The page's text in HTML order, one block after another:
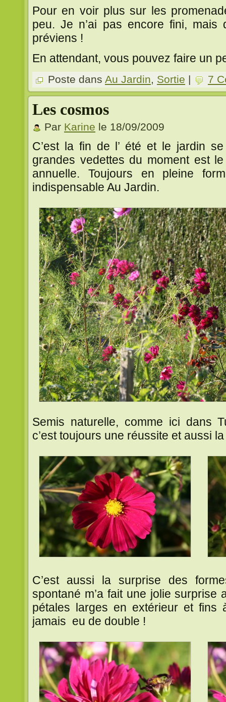
Pour en voir plus sur les
peu. Je n’ai pas encore fini, mais
préviens !
En attendant, vous pouvez faire un
Poste dans Au Jardin, Sortie | 7
Les cosmos
Par Karine le 18/09/2009
C’est la fin de l’ été et le jardin
grandes vedettes du moment est
annuelle. Toujours en pleine
indispensable Au Jardin.
Semis naturelle, comme ici dans
c’est toujours une réussite et aussi
C’est aussi la surprise des
spontané m’a fait une jolie surprise
pétales larges en extérieur et fins
jamais eu de double !